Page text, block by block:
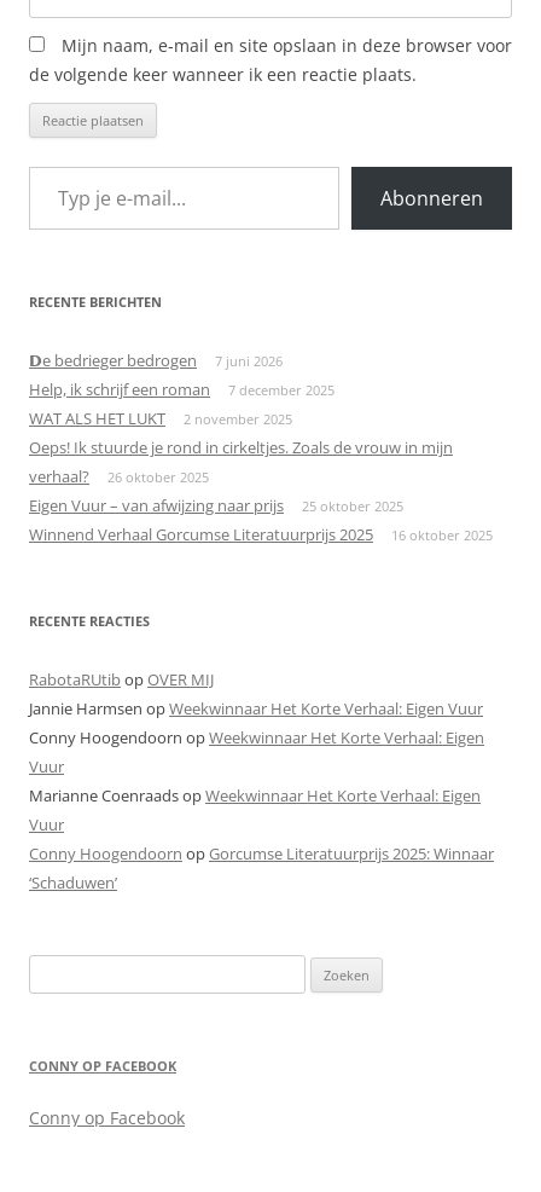
Mijn naam, e-mail en site opslaan in deze browser voor
de volgende keer wanneer ik een reactie plaats.
Typ je e-mail...
Abonneren
RECENTE BERICHTEN
𝗗e bedrieger bedrogen 7 juni 2026
Help, ik schrijf een roman 7 december 2025
WAT ALS HET LUKT 2 november 2025
Oeps! Ik stuurde je rond in cirkeltjes. Zoals de vrouw in mijn
verhaal?
26 oktober 2025
Eigen Vuur – van afwijzing naar prijs 25 oktober 2025
Winnend Verhaal Gorcumse Literatuurprijs 2025 16 oktober 2025
RECENTE REACTIES
RabotaRUtibopOVER MIJ
Jannie Harmsen opWeekwinnaar Het Korte Verhaal: Eigen Vuur
Conny Hoogendoorn opWeekwinnaar Het Korte Verhaal: Eigen
Vuur
Marianne CoenraadsopWeekwinnaar Het Korte Verhaal: Eigen
Vuur
Conny Hoogendoorn opGorcumse Literatuurprijs 2025: Winnaar
‘Schaduwen’
naar:
CONNY OP FACEBOOK
Conny op Facebook